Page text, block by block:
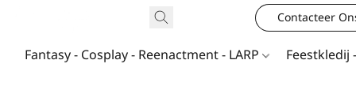
Contacteer
Fantasy - Cosplay - Reenactment - LARP Feestkledij